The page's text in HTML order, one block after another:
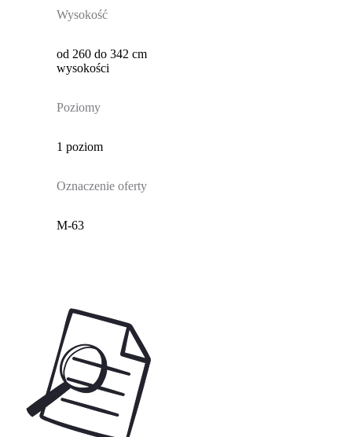
Wysokość
od 260 do 342 cm
wysokości
Poziomy
1 poziom
Oznaczenie oferty
M-63